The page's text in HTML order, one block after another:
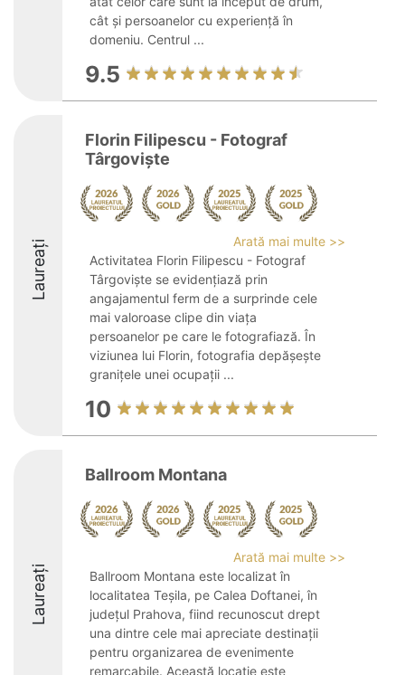
cât și persoanelor cu experiență în
domeniu. Centrul ...
9.5
Laureați
Florin Filipescu - Fotograf
Târgoviște
Arată mai multe >>
Activitatea Florin Filipescu - Fotograf
Târgoviște se evidențiază prin
angajamentul ferm de a surprinde cele
mai valoroase clipe din viața
persoanelor pe care le fotografiază. În
viziunea lui Florin, fotografia depășește
granițele unei ocupații ...
10
Laureați
Ballroom Montana
Arată mai multe >>
Ballroom Montana este localizat în
localitatea Teșila, pe Calea Doftanei, în
județul Prahova, fiind recunoscut drept
una dintre cele mai apreciate destinații
pentru organizarea de evenimente
remarcabile. Această locație este